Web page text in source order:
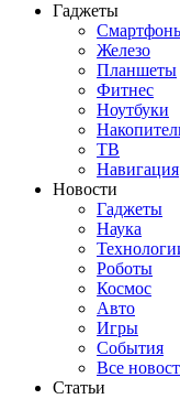
Гаджеты
Железо
Планшеты
Фитнес
Ноутбуки
ТВ
Навигация
Новости
Гаджеты
Наука
Роботы
Космос
Авто
Игры
События
Все
Статьи